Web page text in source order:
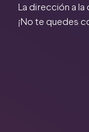
La dirección a
¡No te quedes